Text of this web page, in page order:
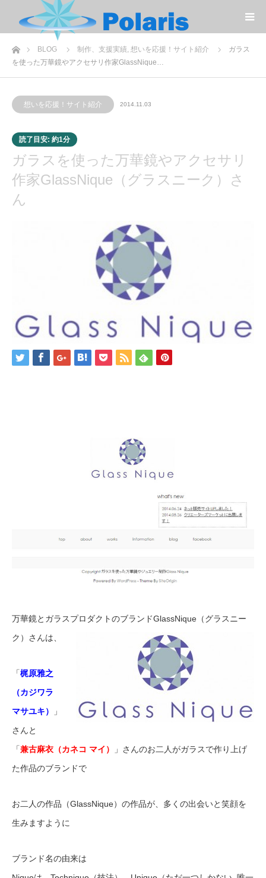
プ
ホームBLOG 制作、支援実績, 想いを応援！サイト紹介
ガラス
を使った万華鏡やアクセサリ作家GlassNique…
想いを応援！サイト紹介 2014.11.03
読了目安: 約1分
ガラスを使った万華鏡やアクセサリ
作家GlassNique（グラスニーク）さ
ん
万華鏡とガラスプロダクトのブランドGlassNique（グラスニー
ク）さんは、
「梶原雅之
（カジワラ
マサユキ）
」
さんと
「兼古麻衣（カネコ マイ）
」さんのお二人がガラスで作り上げ
た作品のブランドで
お二人の作品（GlassNique）の作品が、多くの出会いと笑顔を
生みますように
ブランド名の由来は